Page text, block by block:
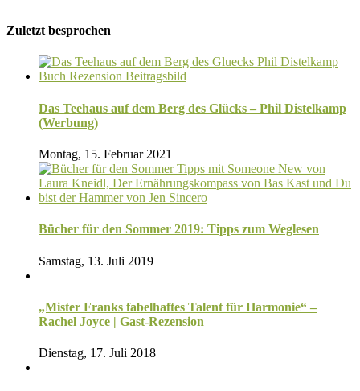
Zuletzt besprochen
Das Teehaus auf dem Berg des Glücks – Phil Distelkamp
(Werbung)
Montag, 15. Februar 2021
Bücher für den Sommer 2019: Tipps zum Weglesen
Samstag, 13. Juli 2019
„Mister Franks fabelhaftes Talent für Harmonie“ –
Rachel Joyce | Gast-Rezension
Dienstag, 17. Juli 2018